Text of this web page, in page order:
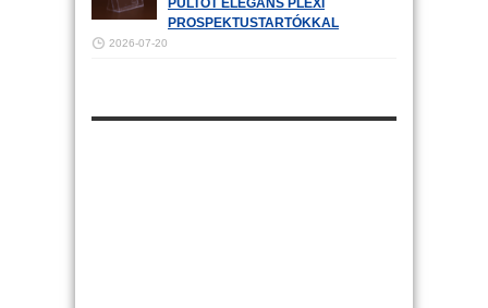
PULTOT ELEGÁNS PLEXI
PROSPEKTUSTARTÓKKAL
2026-07-20